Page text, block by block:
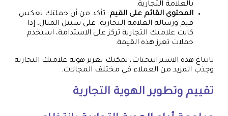
بالعلامة التجارية.
المحتوى القائم على القيم: تأكد من أن حملتك تعكس
قيم ورسالة العلامة التجارية. على سبيل المثال، إذا
كانت علامتك التجارية تركز على الاستدامة، استخدم
حملات تعزز هذه القيمة.
باتباع هذه الاستراتيجيات، يمكنك تعزيز هوية علامتك التجارية
وجذب المزيد من العملاء في مختلف المجالات.
تقييم وتطوير الهوية التجارية